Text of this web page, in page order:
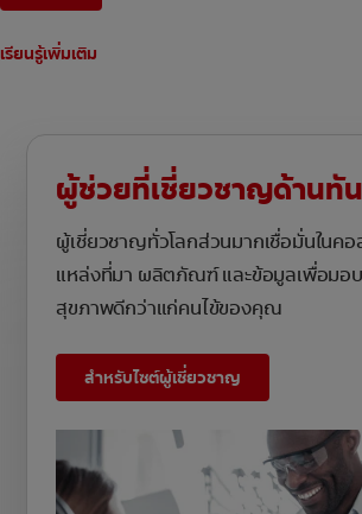
เรียนรู้เพิ่มเติม
ผู้ช่วยที่เชี่ยวชาญด้านทั
ผู้เชี่ยวชาญทั่วโลกส่วนมากเชื่อมั่นในคอ
แหล่งที่มา ผลิตภัณฑ์ และข้อมูลเพื่อมอ
สุขภาพดีกว่าแก่คนไข้ของคุณ
สำหรับไซต์ผู้เชี่ยวชาญ